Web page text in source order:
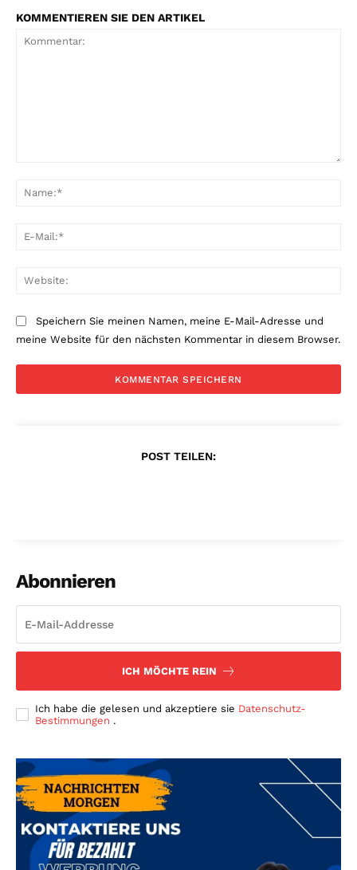
KOMMENTIEREN SIE DEN ARTIKEL
Speichern Sie meinen Namen, meine E-Mail-Adresse und
meine Website für den nächsten Kommentar in diesem Browser.
POST TEILEN:
Abonnieren
ICH MÖCHTE REIN
Ich habe die gelesen und akzeptiere sie Datenschutz-
Bestimmungen .